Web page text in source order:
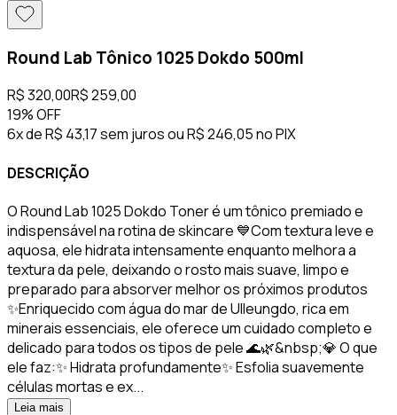
Round Lab Tônico 1025 Dokdo 500ml
R$ 320,00R$ 259,00
19%OFF
6x de R$ 43,17 sem jurosouR$ 246,05no PIX
DESCRIÇÃO
O Round Lab 1025 Dokdo Toner é um tônico premiado e
indispensável na rotina de skincare 💙Com textura leve e
aquosa, ele hidrata intensamente enquanto melhora a
textura da pele, deixando o rosto mais suave, limpo e
preparado para absorver melhor os próximos produtos
✨Enriquecido com água do mar de Ulleungdo, rica em
minerais essenciais, ele oferece um cuidado completo e
delicado para todos os tipos de pele 🌊🌿&nbsp;💎 O que
ele faz:✨ Hidrata profundamente✨ Esfolia suavemente
células mortas e ex...
Leia mais